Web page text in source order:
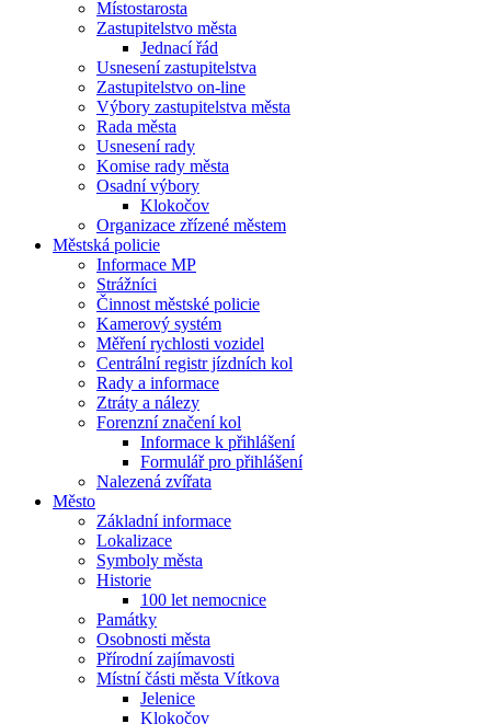
Místostarosta
Zastupitelstvo města
Jednací řád
Usnesení zastupitelstva
Zastupitelstvo on-line
Výbory zastupitelstva města
Rada města
Usnesení rady
Komise rady města
Osadní výbory
Klokočov
Organizace zřízené městem
Městská policie
Informace MP
Strážníci
Činnost městské policie
Kamerový systém
Měření rychlosti vozidel
Centrální registr jízdních kol
Rady a informace
Ztráty a nálezy
Forenzní značení kol
Informace k přihlášení
Formulář pro přihlášení
Nalezená zvířata
Město
Základní informace
Lokalizace
Symboly města
Historie
100 let nemocnice
Památky
Osobnosti města
Přírodní zajímavosti
Místní části města Vítkova
Jelenice
Klokočov